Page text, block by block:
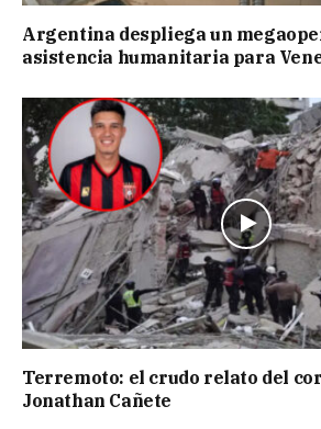
Argentina despliega un
asistencia humanitaria para
Terremoto: el crudo relato del
Jonathan Cañete